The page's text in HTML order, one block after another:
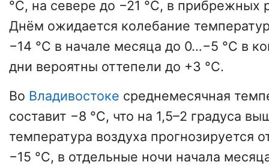
°C, на севере до −21 °C, в прибрежных
Днём ожидается колебание
−14 °C в начале месяца до 0…−5 °C в
дни вероятны оттепели до +3 °C.
Во Владивостоке среднемесячная
составит −8 °C, что на 1,5–2 градуса
температура воздуха прогнозируется
−15 °C, в отдельные ночи начала